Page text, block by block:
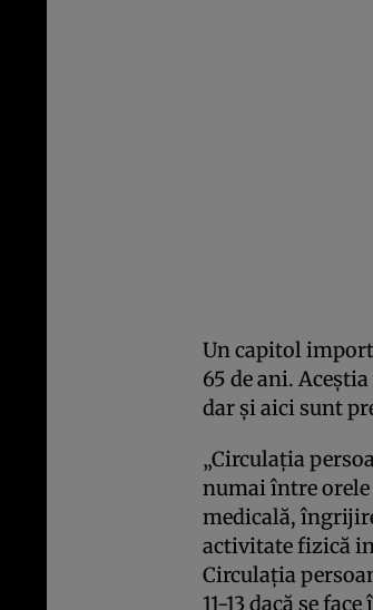
Un capitol
65 de ani.
dar şi aici sunt
„Circulaţia
numai între orele
medicală,
activitate fizică
Circulaţia
11-13 dacă se